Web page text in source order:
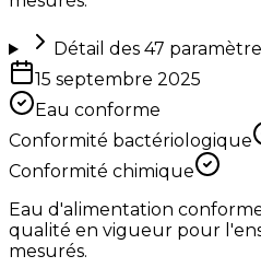
Détail des 47
15 septembre 2025
Eau conforme
Conformité bactériologique
Conformité chimique
Eau d'alimentation
qualité en vigueur pour
mesurés.